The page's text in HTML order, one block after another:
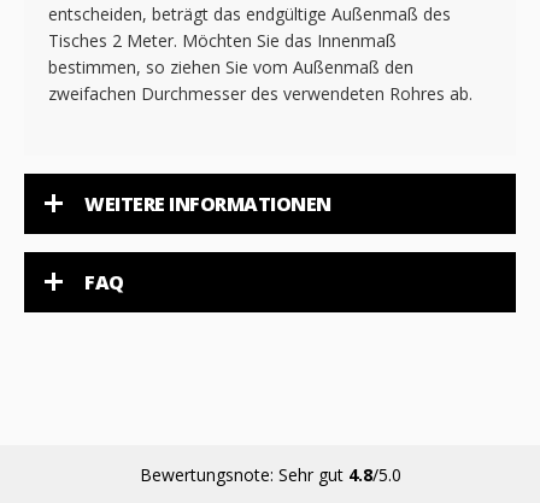
entscheiden, beträgt das endgültige Außenmaß des
Tisches 2 Meter. Möchten Sie das Innenmaß
bestimmen, so ziehen Sie vom Außenmaß den
zweifachen Durchmesser des verwendeten Rohres ab.
WEITERE INFORMATIONEN
FAQ
Bewertungsnote: Sehr gut 4.8/5.0